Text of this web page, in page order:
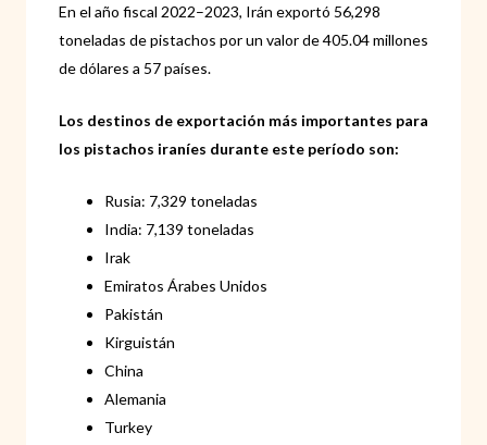
En el año fiscal 2022–2023, Irán exportó 56,298
toneladas de pistachos por un valor de 405.04 millones
de dólares a 57 países.
Los destinos de exportación más importantes para
los pistachos iraníes durante este período son:
Rusia: 7,329 toneladas
India: 7,139 toneladas
Irak
Emiratos Árabes Unidos
Pakistán
Kirguistán
China
Alemania
Turkey